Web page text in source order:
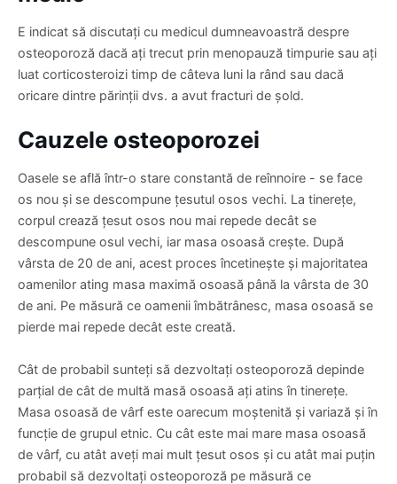
E indicat să discutați cu medicul dumneavoastră despre
osteoporoză dacă ați trecut prin menopauză timpurie sau ați
luat corticosteroizi timp de câteva luni la rând sau dacă
oricare dintre părinții dvs. a avut fracturi de șold.
Cauzele osteoporozei
Oasele se află într-o stare constantă de reînnoire - se face
os nou și se descompune țesutul osos vechi. La tinerețe,
corpul crează țesut osos nou mai repede decât se
descompune osul vechi, iar masa osoasă crește. După
vârsta de 20 de ani, acest proces încetinește și majoritatea
oamenilor ating masa maximă osoasă până la vârsta de 30
de ani. Pe măsură ce oamenii îmbătrânesc, masa osoasă se
pierde mai repede decât este creată.
Cât de probabil sunteți să dezvoltați osteoporoză depinde
parțial de cât de multă masă osoasă ați atins în tinerețe.
Masa osoasă de vârf este oarecum moștenită și variază și în
funcție de grupul etnic. Cu cât este mai mare masa osoasă
de vârf, cu atât aveți mai mult țesut osos și cu atât mai puțin
probabil să dezvoltați osteoporoză pe măsură ce